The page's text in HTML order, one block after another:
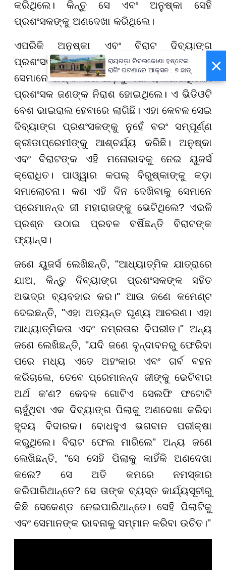
କରିଥିଲେ। କିନ୍ତୁ ସେ ଏବଂ ଅନୁଷ୍କା ସେହି
ପ୍ରଶଂସକଙ୍କୁ ଅଣଦେଖା କରିଥିଲେ।
ଏପରିକି ଅନୁଷ୍କା ଏବଂ ବିରାଟ ଦିବ୍ୟାଙ୍ଗ
ପ୍ରଶଂସକଙ୍କୁ ଚାହିଁବି ନଥିଲେ। ଧକ୍କା ଦେଇ
ସେମାନେ ତାଙ୍କ କାର ଆଡ଼କୁ ସିଧା ଚାଲିଯାଇଥିଲେ।
ପ୍ରଶଂସକ ଜଣଙ୍କ ନିରାଶ ହୋଇଥିଲେ। ଏ ଭିଡିଓଟି
ବେଶ ଭାଇରାଲ ହେବାରେ ଲାଗିଛି। ଏହା କେବଳ ସେଇ
ଦିବ୍ୟାଙ୍ଗ ପ୍ରଶଂସକଙ୍କୁ ନୁହେଁ ବରଂ ସମ୍ପୂର୍ଣ୍ଣ
କ୍ରୀଡାପ୍ରେମୀଙ୍କୁ ଆଶ୍ଚର୍ଯ୍ୟ କରିଛି। ଅନୁଷ୍କା
ଏବଂ ବିରାଟଙ୍କ ଏହି ମନୋଭାବକୁ ନେଇ ୟୁଜର୍ସ
କ୍ରୋଧିତ। ପାଓ୍ୱାର କପଲ୍ ବିରୁଷ୍କାଙ୍କୁ କଡ଼ା
ସମାଲୋଚନା। କଣ ଏହି ଦିନ ଦେଖିବାକୁ ସେମାନେ
ପ୍ରେମାନନ୍ଦ ଜୀ ମହାରାଜଙ୍କୁ ଭେଟିଥିଲେ? ଏଭଳି
ପ୍ରଶ୍ନ ଉଠାଇ ପ୍ରବଳ ବର୍ଷିଛନ୍ତି ବିରାଟଙ୍କ
ଫ୍ୟାନ୍ସ।
ଜଣେ ୟୁଜର୍ସ ଲେଖିଛନ୍ତି, "ଆଧ୍ୟାତ୍ମିକ ଯାତ୍ରାରେ
ଯାଅ, କିନ୍ତୁ ଦିବ୍ୟାଙ୍ଗ ପ୍ରଶଂସକଙ୍କ ସହିତ
ଅଭଦ୍ର ବ୍ୟବହାର କର।" ଆଉ ଜଣେ କମେଣ୍ଟ
ଦେଇଛନ୍ତି, "ଏହା ଅତ୍ୟନ୍ତ ଘୃଣ୍ୟ ଆଚରଣ। ଏହା
ଆଧ୍ୟାତ୍ମିକତା ଏବଂ ନମ୍ରତାର ବିପରୀତ।" ଅନ୍ୟ
ଜଣେ ଲେଖିଛନ୍ତି, "ଯଦି ଜଣେ ବୃନ୍ଦାବନରୁ ଫେରିବା
ପରେ ମଧ୍ୟ ଏତେ ଅହଂକାର ଏବଂ ଗର୍ବ ବହନ
କରିଚାଲେ, ତେବେ ପ୍ରେମାନନ୍ଦ ଜୀଙ୍କୁ ଭେଟିବାର
ଅର୍ଥ କ'ଣ? କେବଳ ଗୋଟିଏ ସେଲଫି ଫଟୋଟି
ଚାହୁଁଥିବା ଏକ ଦିବ୍ୟାଙ୍ଗ ପିଲାକୁ ଅଣଦେଖା କରିବା
ହୃଦୟ ବିଦାରକ। ବୋଧହୁଏ ଭଗବାନ ପରୀକ୍ଷା
କରୁଥିଲେ। ବିରାଟ ଫେଲ ମାରିଲେ" ଅନ୍ୟ ଜଣେ
ଲେଖିଛନ୍ତି, "ସେ ସେହି ପିଲାକୁ କାହିଁକି ଅଣଦେଖା
କଲେ? ସେ ଅତି କମରେ ନମସ୍କାର
କରିପାରିଥାନ୍ତେ? ସେ ତାଙ୍କ ବ୍ୟସ୍ତ କାର୍ଯ୍ୟସୂଚୀରୁ
କିଛି ସେକେଣ୍ଡ ନେଇପାରିଥାନ୍ତେ। ସେହି ପିଲାଟିକୁ
ଏବଂ ସେମାନଙ୍କ ଭାବନାକୁ ସମ୍ମାନ କରିବା ଉଚିତ।"
×
ରାୟଗଡ଼ା ରିବଲକୋଣା ହଷ୍ଟେଲ
ରାଗିଂ ଘଟଣାରେ ଆକ୍ସନ : ୭ ଛାତ୍ର
ବହିଷ୍କୃତ, ପ୍ରଧାନଶିକ୍ଷକଙ୍କୁ